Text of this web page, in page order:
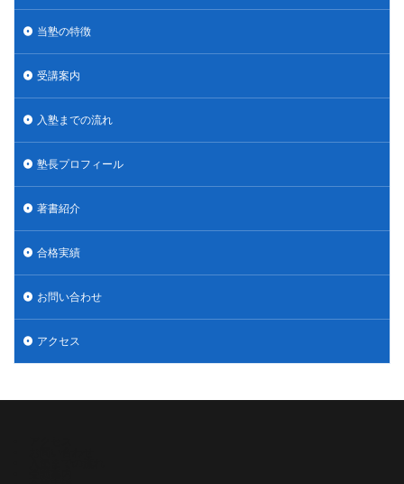
当塾の特徴
受講案内
入塾までの流れ
塾長プロフィール
著書紹介
合格実績
お問い合わせ
アクセス